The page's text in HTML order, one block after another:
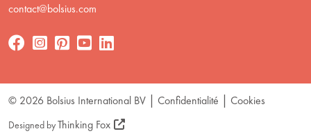
contact@bolsius.com
© 2026 Bolsius International BV Confidentialité Cookies
Designed byThinking Fox